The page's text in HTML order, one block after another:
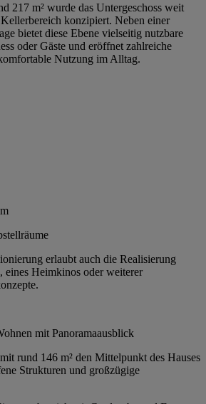
217 m² wurde das Untergeschoss weit
Kellerbereich konzipiert. Neben einer
bietet diese Ebene vielseitig nutzbare
oder Gäste und eröffnet zahlreiche
Nutzung im Alltag.
erlaubt auch die Realisierung
eines Heimkinos oder weiterer
mit Panoramaausblick
mit rund 146 m² den Mittelpunkt des Hauses
Strukturen und großzügige